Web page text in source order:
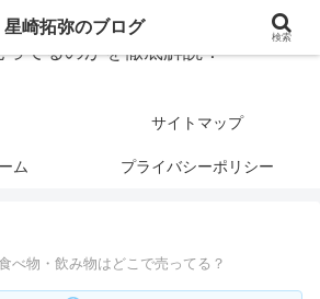
ってるのかを徹底解説！
サイトマップ
ム プライバシーポリシー
べ物・飲み物はどこで売ってる？
星崎拓弥のブログ
検索